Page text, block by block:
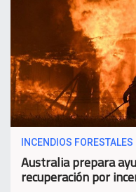
INCENDIOS FORESTALES
Australia prepara
recuperación por